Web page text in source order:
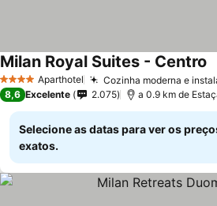
4 EstrelasAparthotel Cozinha moderna e
Milan Royal Suites - Centro
8,6 Excelente 2.075 a 0.9 km de
Selecione as datas para ver os
exatos.